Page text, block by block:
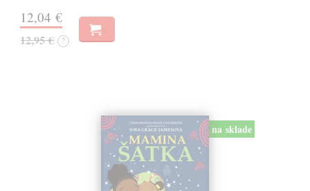
12,04 €
12,95 € ?
na sklade